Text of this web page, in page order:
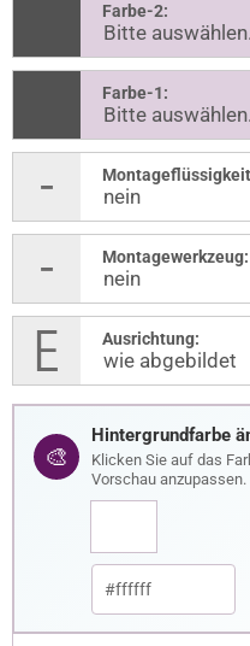
Farbe-2:
Farbe-1:
Montagewerkzeug:
Ausrichtung:
🎨
Hintergrundfarbe
Klicken Sie auf das
Vorschau anzupassen.